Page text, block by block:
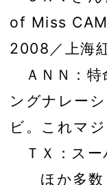
of Miss
2008／上海
ＡＮＮ：特
ングナレー
ビ。これマジ
ＴＸ：スー
ほか多数